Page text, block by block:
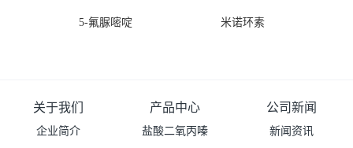
5-氟脲嘧啶 米诺环素
关于我们
企业简介
产品中心
盐酸二氧丙嗪
公司新闻
新闻资讯